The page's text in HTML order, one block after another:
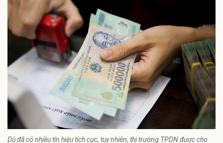
Dù đã có nhiều tín hiệu tích cực, tuy nhiên, thị trường TPDN được cho